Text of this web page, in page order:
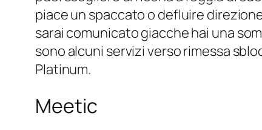
piace un spaccato o defluire
sarai comunicato giacche hai una
sono alcuni servizi verso rimessa
Platinum.
Meetic